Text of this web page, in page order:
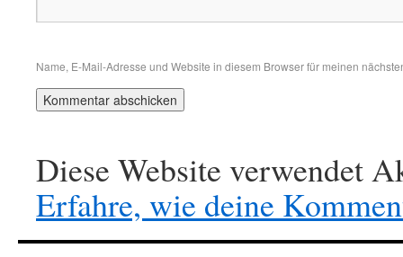
Name, E-Mail-Adresse und Website in diesem Browser für meinen
Diese Website verwendet
Erfahre, wie deine